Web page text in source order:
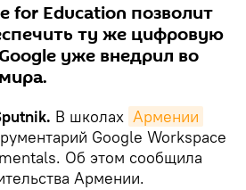
for Education позволит
ту же цифровую
уже внедрил во
В школах Армении
Google Workspace
Об этом сообщила
Армении.